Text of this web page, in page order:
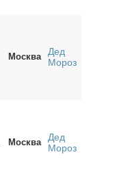
Москва
Дед
Мороз
Москва
Дед
Мороз